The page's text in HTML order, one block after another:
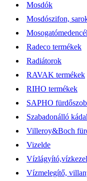
Mosdók
Mosdószifon,
Radeco termékek
Radiátorok
RAVAK termékek
RIHO termékek
SAPHO
Szabadonálló
Villeroy&Boch
Vizelde
Vízmelegítő,